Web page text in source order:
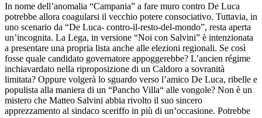
In nome dell’anomalia “Campania” a fare muro contro De Luca
potrebbe allora coagularsi il vecchio potere consociativo. Tuttavia, in
uno scenario da “De Luca- contro-il-resto-del-mondo”, resta aperta
un’incognita. La Lega, in versione “Noi con Salvini” è intenzionata
a presentare una propria lista anche alle elezioni regionali. Se così
fosse quale candidato governatore appoggerebbe? L’ancien régime
inchiavardato nella riproposizione di un Caldoro a sovranità
limitata? Oppure volgerà lo sguardo verso l’amico De Luca, ribelle e
populista alla maniera di un “Pancho Villa“ alle vongole? Non è un
mistero che Matteo Salvini abbia rivolto il suo sincero
apprezzamento al sindaco sceriffo in più di un’occasione. Potrebbe